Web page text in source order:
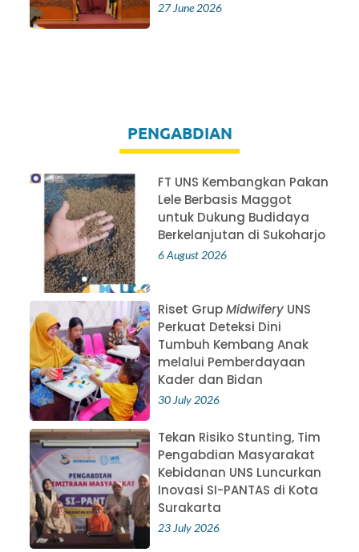
27 June 2026
PENGABDIAN
FT UNS Kembangkan Pakan
Lele Berbasis Maggot
untuk Dukung Budidaya
Berkelanjutan di Sukoharjo
6 August 2026
Riset GrupMidwiferyUNS
Perkuat Deteksi Dini
Tumbuh Kembang Anak
melalui Pemberdayaan
Kader dan Bidan
30 July 2026
Tekan Risiko Stunting, Tim
Pengabdian Masyarakat
Kebidanan UNS Luncurkan
Inovasi SI-PANTAS di Kota
Surakarta
23 July 2026